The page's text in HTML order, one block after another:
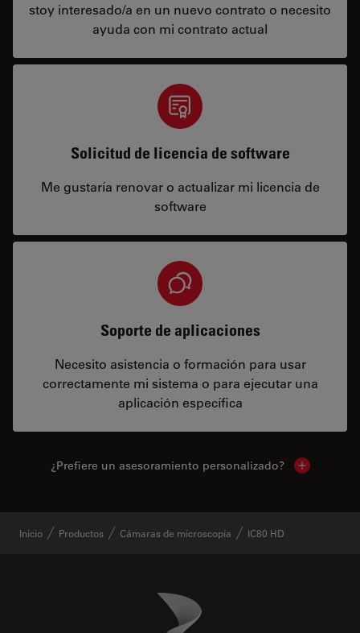
stoy interesado/a en un nuevo contrato o necesito
ayuda con mi contrato actual
Solicitud de licencia de software
Me gustaría renovar o actualizar mi licencia de
software
Soporte de aplicaciones
Necesito asistencia o formación para usar
correctamente mi sistema o para ejecutar una
aplicación específica
¿Prefiere un asesoramiento personalizado? Show local
Inicio Productos Cámaras de microscopía IC80 HD
Danaher Logo